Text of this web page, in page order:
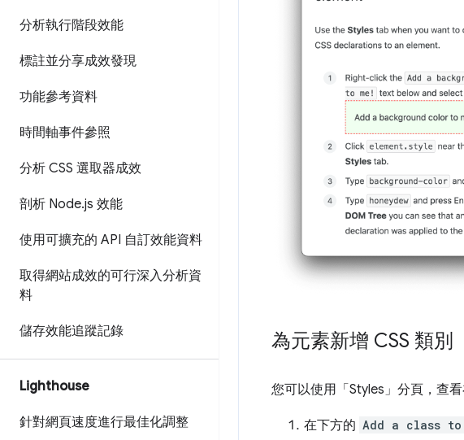
分析執行階段效能
標註並分享成效發現
功能參考資料
時間軸事件參照
分析 CSS 選取器成效
剖析 Node.js 效能
使用可擴充的 API 自訂效能資料
取得網站成效的可行深入分析資
料
儲存效能追蹤記錄
Lighthouse
針對網頁速度進行最佳化調整
為元素新增 CSS 類別
您可以使用「Styles」 分頁，查
在下方的 Add a class to